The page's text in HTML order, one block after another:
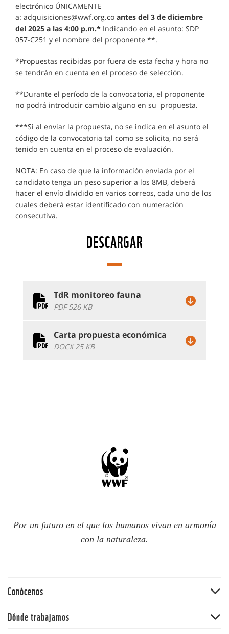
electrónico ÚNICAMENTE
a: adquisiciones@wwf.org.co antes del 3 de diciembre
del 2025 a las 4:00 p.m.* Indicando en el asunto: SDP
057-C251 y el nombre del proponente **.
*Propuestas recibidas por fuera de esta fecha y hora no
se tendrán en cuenta en el proceso de selección.
**Durante el período de la convocatoria, el proponente
no podrá introducir cambio alguno en su propuesta.
***Si al enviar la propuesta, no se indica en el asunto el
código de la convocatoria tal como se solicita, no será
tenido en cuenta en el proceso de evaluación.
NOTA: En caso de que la información enviada por el
candidato tenga un peso superior a los 8MB, deberá
hacer el envío dividido en varios correos, cada uno de los
cuales deberá estar identificado con numeración
consecutiva.
DESCARGAR
TdR monitoreo fauna
PDF 526 KB
Carta propuesta económica
DOCX 25 KB
Por un futuro en el que los humanos vivan en armonía
con la naturaleza.
Conócenos
60 aniversario
Dónde trabajamos